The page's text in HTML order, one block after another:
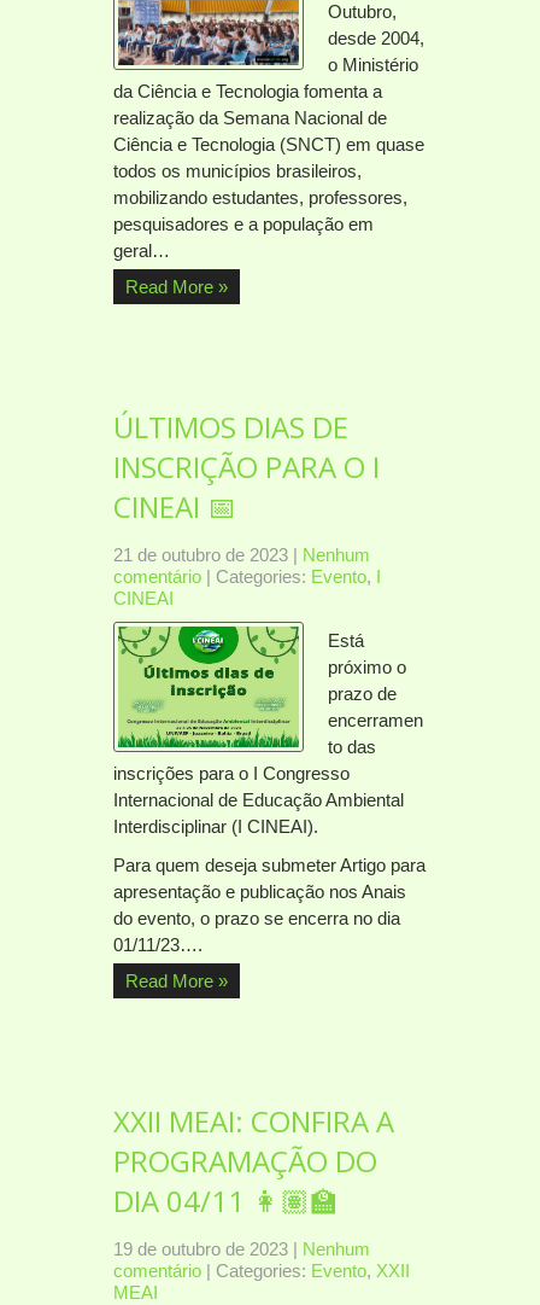
Outubro,
desde 2004,
o Ministério
da Ciência e Tecnologia fomenta a
realização da Semana Nacional de
Ciência e Tecnologia (SNCT) em quase
todos os municípios brasileiros,
mobilizando estudantes, professores,
pesquisadores e a população em
geral…
Read More »
ÚLTIMOS DIAS DE
INSCRIÇÃO PARA O I
CINEAI 📅
21 de outubro de 2023 | Nenhum
comentário | Categories: Evento, I
CINEAI
Está
próximo o
prazo de
encerramen
to das
inscrições para o I Congresso
Internacional de Educação Ambiental
Interdisciplinar (I CINEAI).
Para quem deseja submeter Artigo para
apresentação e publicação nos Anais
do evento, o prazo se encerra no dia
01/11/23….
Read More »
XXII MEAI: CONFIRA A
PROGRAMAÇÃO DO
DIA 04/11 👩🏽‍🏫
19 de outubro de 2023 | Nenhum
comentário | Categories: Evento, XXII
MEAI